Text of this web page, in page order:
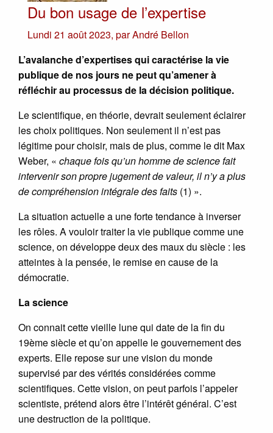
Du bon usage de l’expertise
Lundi 21 août 2023, parAndré Bellon
L’avalanche d’expertises qui caractérise la vie
publique de nos jours ne peut qu’amener à
réfléchir au processus de la décision politique.
Le scientifique, en théorie, devrait seulement éclairer
les choix politiques. Non seulement il n’est pas
légitime pour choisir, mais de plus, comme le dit Max
Weber, « chaque fois qu’un homme de science fait
intervenir son propre jugement de valeur, il n’y a plus
de compréhension intégrale des faits (1) ».
La situation actuelle a une forte tendance à inverser
les rôles. A vouloir traiter la vie publique comme une
science, on développe deux des maux du siècle : les
atteintes à la pensée, le remise en cause de la
démocratie.
La science
On connait cette vieille lune qui date de la fin du
19ème siècle et qu’on appelle le gouvernement des
experts. Elle repose sur une vision du monde
supervisé par des vérités considérées comme
scientifiques. Cette vision, on peut parfois l’appeler
scientiste, prétend alors être l’intérêt général. C’est
une destruction de la politique.